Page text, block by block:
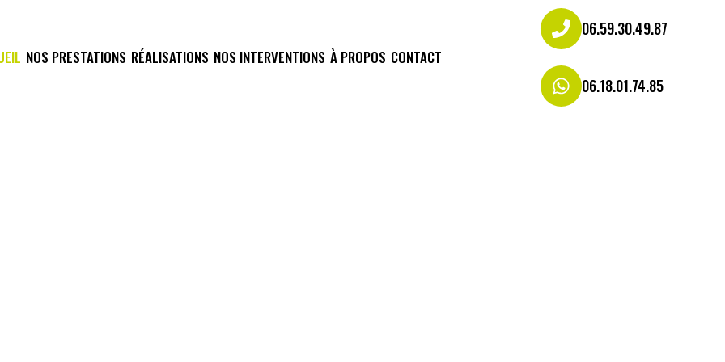
NOS PRESTATIONS RÉALISATIONS NOS INTERVENTIONS À PROPOS CONTACT
06.59.30.49.87
06.18.01.74.85